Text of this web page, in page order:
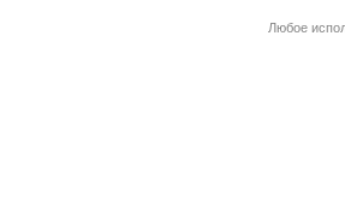
Любое